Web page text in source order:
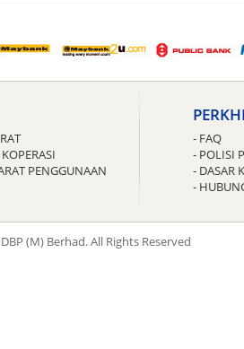
PENGGUNAAN
- FAQ
- POLISI
- DASAR
-
(M) Berhad. All Rights Reserved